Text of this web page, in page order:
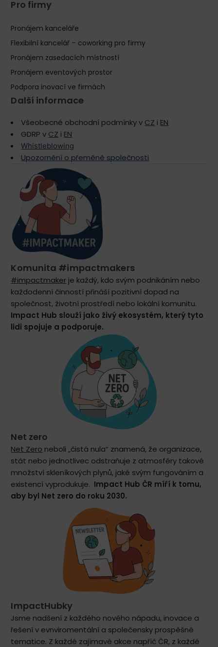
Pro firmy
Pronájem kanceláře
Flexibilní kancelář – coworking pro firmy
Pronájem zasedacích místností
Pronájem eventových prostor
Podpora inovací ve firmách
Další informace
Všeobecné obchodní podmínky v CZ i EN
GDRP v CZ i EN
Whistleblowing
Upozornění o přeměně společnosti
Komunita #impactmakers
#impactmaker je každý, kdo svým podnikáním nebo
každodenní činností přináší pozitivní dopad na
společnost, životní prostředí nebo lokální komunitu.
Impact Hub slouží jako živý ekosystém, který tyto
lidi spojuje a podporuje.
Net zero
Net Zero neboli „čistá nula“ znamená, že organizace,
stát nebo jednotlivec odstraňuje z atmosféry takové
množství skleníkových plynů, jaké svým fungováním a
existencí vyprodukuje. Impact Hub ČR míří k tomu,
aby byl Net zero do roku 2030.
ImpactHubky
Jsme nadšení z každého nového nápadu, inovace a
řešení v evnviromentální a společensky prospěšné
tematice. Z každé zajímavé akce napříč ČR, z každé